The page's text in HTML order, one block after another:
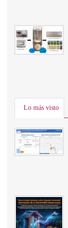
Lo más visto